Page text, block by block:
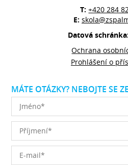
T:+420 284
E:
Datová schránka:
Ochrana
Prohlášení o
MÁTE OTÁZKY? NEBOJTE SE